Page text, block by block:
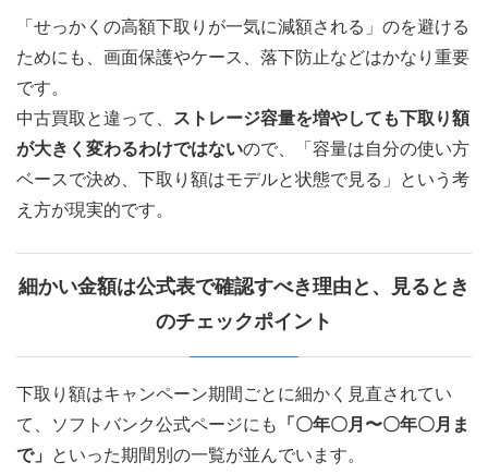
「せっかくの高額下取りが一気に減額される」のを避ける
ためにも、画面保護やケース、落下防止などはかなり重要
です。
中古買取と違って、
ストレージ容量を増やしても下取り額
が大きく変わるわけではないので、「容量は自分の使い方
ベースで決め、下取り額はモデルと状態で見る」という考
え方が現実的です。
細かい金額は公式表で確認すべき理由と、見るとき
のチェックポイント
下取り額はキャンペーン期間ごとに細かく見直されてい
て、ソフトバンク公式ページにも
「〇年〇月〜〇年〇月ま
で」
といった期間別の一覧が並んでいます。